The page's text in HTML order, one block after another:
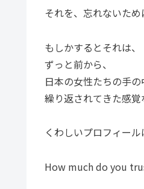
それを、忘れないため
もしかするとそれは、
ずっと前から、
日本の女性たちの手の
繰り返されてきた感覚
くわしいプロフィール
How much do you